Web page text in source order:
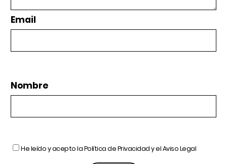
Email
Nombre
He leído y acepto laPolítica de Privacidady elAviso Legal